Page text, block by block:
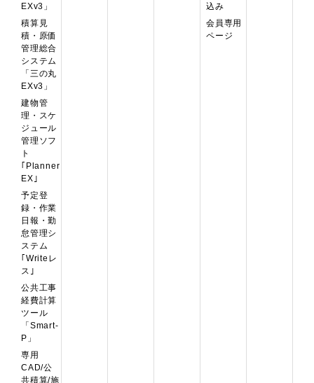
EXv3」
積算見
積・原価
管理総合
システム
「三の丸
EXv3」
建物管
理・スケ
ジュール
管理ソフ
ト
｢Planner
EX｣
予定登
録・作業
日報・勤
怠管理シ
ステム
｢Writeレ
ス｣
公共工事
経費計算
ツール
「Smart-
P」
専用
CAD/公
共積算/施
込み
会員専用
ページ